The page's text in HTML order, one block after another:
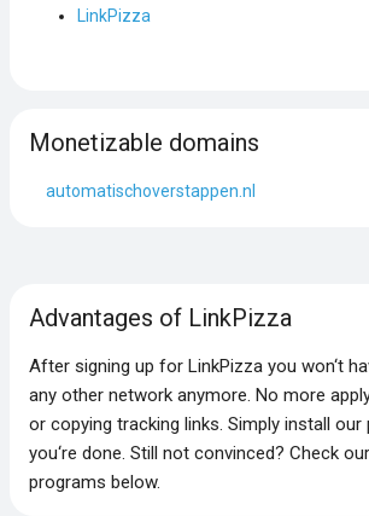
LinkPizza
Monetizable domains
automatischoverstappen.nl
Advantages of LinkPizza
After signing up for LinkPizza you won‘t
any other network anymore. No more
or copying tracking links. Simply install our
you‘re done. Still not convinced? Check
programs below.